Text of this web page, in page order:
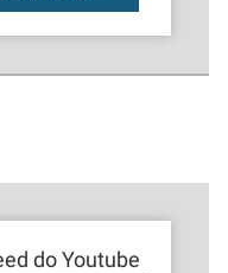
do Youtube